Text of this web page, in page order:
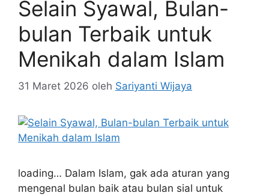
Selain Syawal, Bulan-
bulan Terbaik untuk
Menikah dalam Islam
31 Maret 2026 oleh Sariyanti Wijaya
loading… Dalam Islam, gak ada aturan yang
mengenal bulan baik atau bulan sial untuk